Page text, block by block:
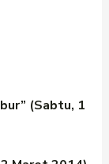
(Sabtu, 1